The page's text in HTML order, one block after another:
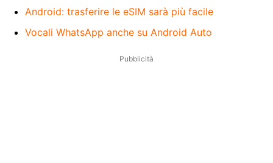
Android: trasferire le eSIM sarà più facile
Vocali WhatsApp anche su Android Auto
Pubblicità